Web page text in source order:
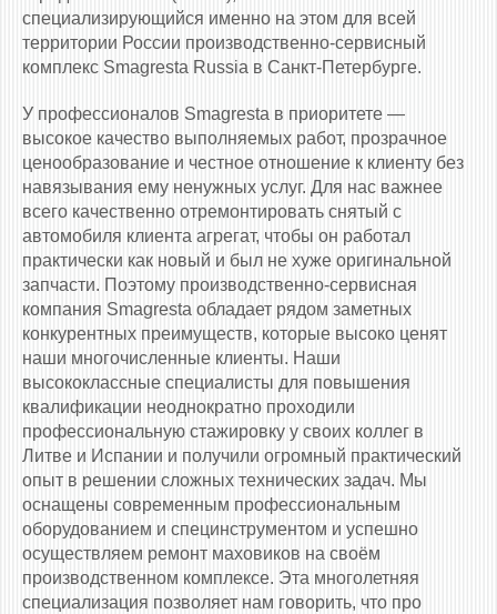
специализирующийся именно на этом для всей
территории России производственно-сервисный
комплекс Smagresta Russia в Санкт-Петербурге.
У профессионалов Smagresta в приоритете —
высокое качество выполняемых работ, прозрачное
ценообразование и честное отношение к клиенту без
навязывания ему ненужных услуг. Для нас важнее
всего качественно отремонтировать снятый с
автомобиля клиента агрегат, чтобы он работал
практически как новый и был не хуже оригинальной
запчасти. Поэтому производственно-сервисная
компания Smagresta обладает рядом заметных
конкурентных преимуществ, которые высоко ценят
наши многочисленные клиенты. Наши
высококлассные специалисты для повышения
квалификации неоднократно проходили
профессиональную стажировку у своих коллег в
Литве и Испании и получили огромный практический
опыт в решении сложных технических задач. Мы
оснащены современным профессиональным
оборудованием и специнструментом и успешно
осуществляем ремонт маховиков на своём
производственном комплексе. Эта многолетняя
специализация позволяет нам говорить, что про